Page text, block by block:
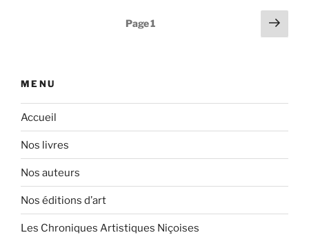
Page1
Page
MENU
Accueil
Nos livres
Nos auteurs
Nos éditions d’art
Les Chroniques Artistiques Niçoises